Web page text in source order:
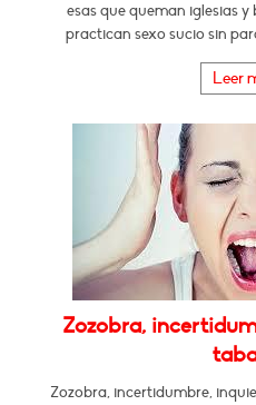
esas que queman iglesias
practican sexo sucio sin
Leer
Zozobra,
Zozobra, incertidumbre,